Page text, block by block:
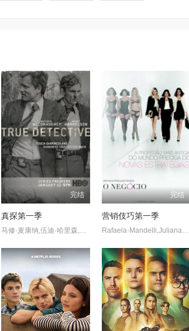
完结
真探第一季
马修·麦康纳,伍迪·哈里森,布鲁斯·埃利奥特,米歇尔·莫纳汉,托利·基特尔斯,迈克尔·波茨,埃里克·普莱斯,麦迪逊·沃尔夫,J·D·埃弗摩尔,丹娜·格瑞尔,乔·克里斯特,亚历珊德拉·达达里奥
完结
营销伎巧第一季
Rafaela·Mandelli,Juliana·Schalch,Michelle·Batista,João·Gabriel·Vasconcellos,Gabriel·Godoy,Guilherme·Weber